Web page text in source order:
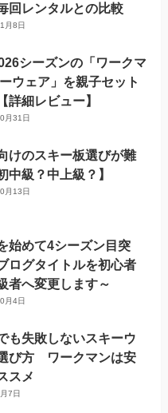
回レンタルとの比較
月8日
シーズンの「ワークマ
ウェア」を親子セット
詳細レビュー】
月31日
けのスキー板選びが難
中級？中上級？】
月13日
始めて4シーズン目突
ログタイトルを初心者
者へ変更します～
月4日
も失敗しないスキーウ
び方 ワークマンは安
スメ
7日